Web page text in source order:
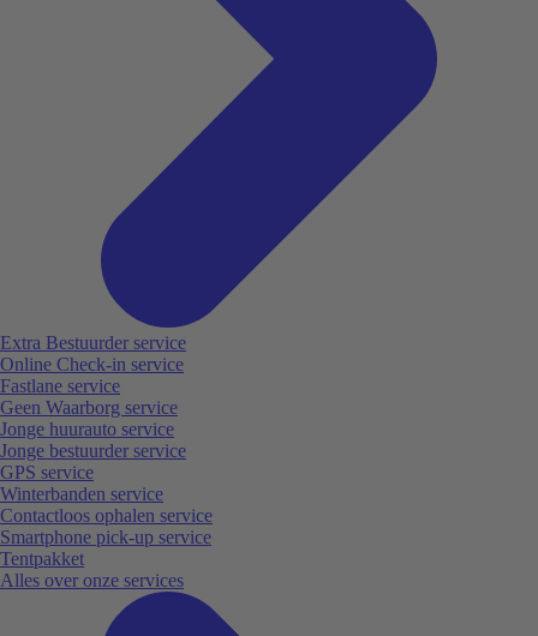
Extra Bestuurder service
Online Check-in service
Fastlane service
Geen Waarborg service
Jonge huurauto service
Jonge bestuurder service
GPS service
Winterbanden service
Contactloos ophalen service
Smartphone pick-up service
Tentpakket
Alles over onze services